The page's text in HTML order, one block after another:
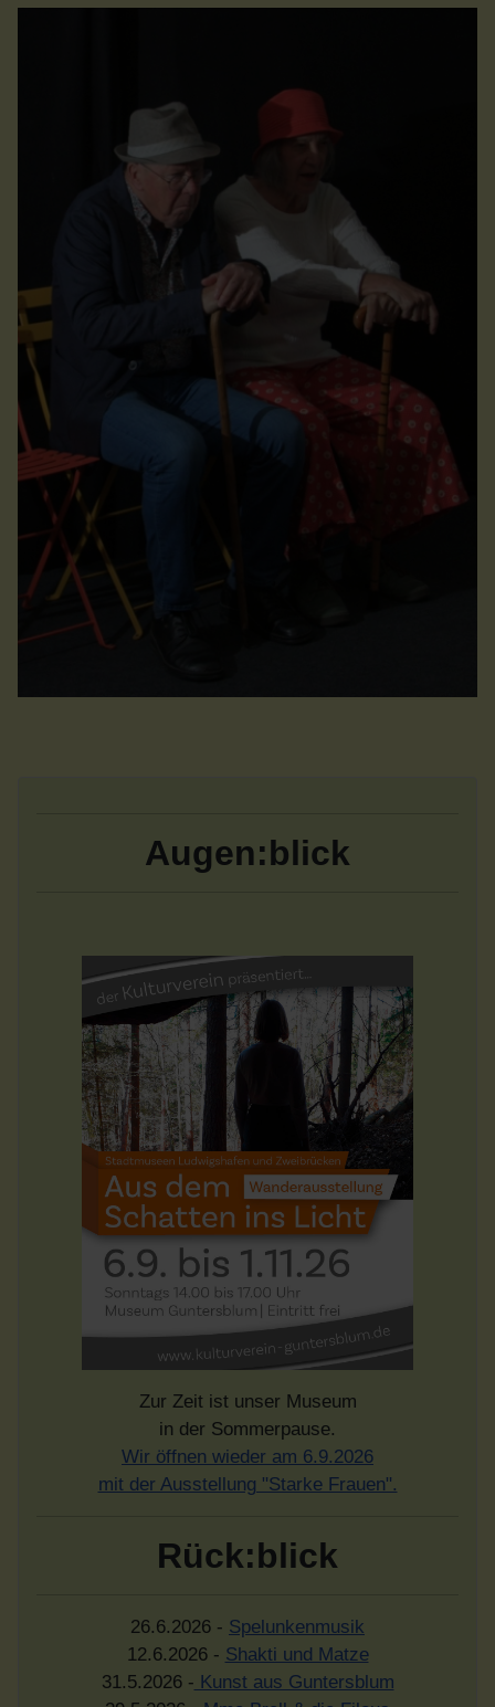
Augen:blick
Zur Zeit ist unser Museum
in der Sommerpause.
Wir öffnen wieder am 6.9.2026
mit der Ausstellung "Starke Frauen".
Rück:blick
26.6.2026 - Spelunkenmusik
12.6.2026 - Shakti und Matze
31.5.2026 - Kunst aus Guntersblum